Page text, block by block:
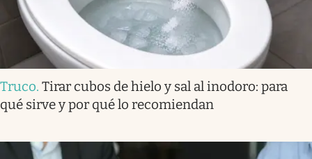
Truco. Tirar cubos de hielo y sal al inodoro: para
qué sirve y por qué lo recomiendan